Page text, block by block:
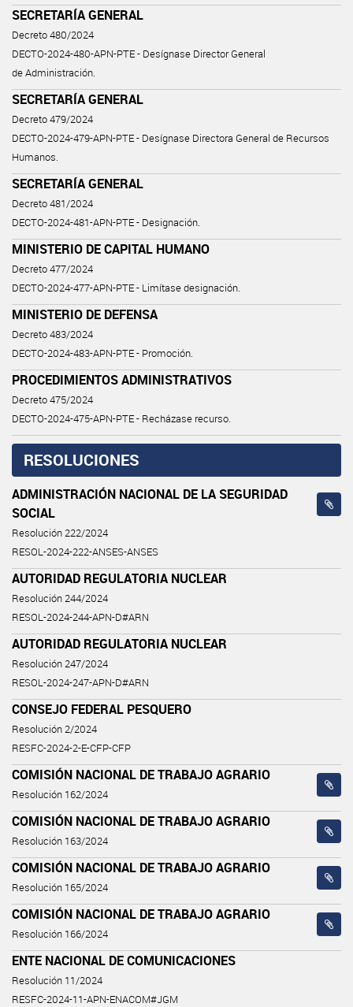
SECRETARÍA GENERAL
Decreto 480/2024
DECTO-2024-480-APN-PTE - Desígnase Director General
de Administración.
SECRETARÍA GENERAL
Decreto 479/2024
DECTO-2024-479-APN-PTE - Desígnase Directora General de Recursos
Humanos.
SECRETARÍA GENERAL
Decreto 481/2024
DECTO-2024-481-APN-PTE - Designación.
MINISTERIO DE CAPITAL HUMANO
Decreto 477/2024
DECTO-2024-477-APN-PTE - Limítase designación.
MINISTERIO DE DEFENSA
Decreto 483/2024
DECTO-2024-483-APN-PTE - Promoción.
PROCEDIMIENTOS ADMINISTRATIVOS
Decreto 475/2024
DECTO-2024-475-APN-PTE - Recházase recurso.
RESOLUCIONES
ADMINISTRACIÓN NACIONAL DE LA SEGURIDAD
SOCIAL
Resolución 222/2024
RESOL-2024-222-ANSES-ANSES
AUTORIDAD REGULATORIA NUCLEAR
Resolución 244/2024
RESOL-2024-244-APN-D#ARN
AUTORIDAD REGULATORIA NUCLEAR
Resolución 247/2024
RESOL-2024-247-APN-D#ARN
CONSEJO FEDERAL PESQUERO
Resolución 2/2024
RESFC-2024-2-E-CFP-CFP
COMISIÓN NACIONAL DE TRABAJO AGRARIO
Resolución 162/2024
COMISIÓN NACIONAL DE TRABAJO AGRARIO
Resolución 163/2024
COMISIÓN NACIONAL DE TRABAJO AGRARIO
Resolución 165/2024
COMISIÓN NACIONAL DE TRABAJO AGRARIO
Resolución 166/2024
ENTE NACIONAL DE COMUNICACIONES
Resolución 11/2024
RESFC-2024-11-APN-ENACOM#JGM